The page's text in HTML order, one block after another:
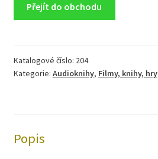
Přejít do obchodu
Katalogové číslo: 204
Kategorie: Audioknihy, Filmy, knihy, hry
Popis